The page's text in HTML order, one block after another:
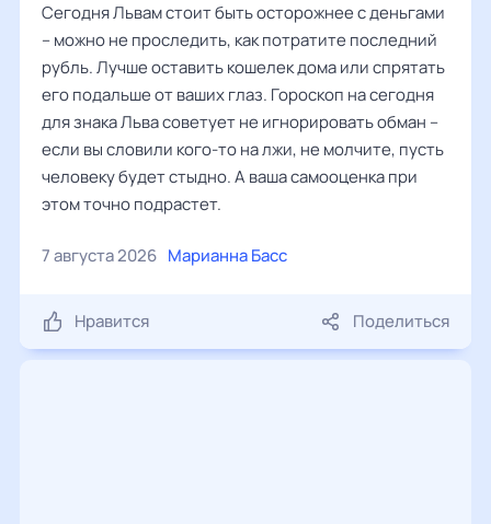
Сегодня Львам стоит быть осторожнее с деньгами
– можно не проследить, как потратите последний
рубль. Лучше оставить кошелек дома или спрятать
его подальше от ваших глаз. Гороскоп на сегодня
для знака Льва советует не игнорировать обман –
если вы словили кого-то на лжи, не молчите, пусть
человеку будет стыдно. А ваша самооценка при
этом точно подрастет.
7 августа 2026 Марианна Басс
Нравится Поделиться